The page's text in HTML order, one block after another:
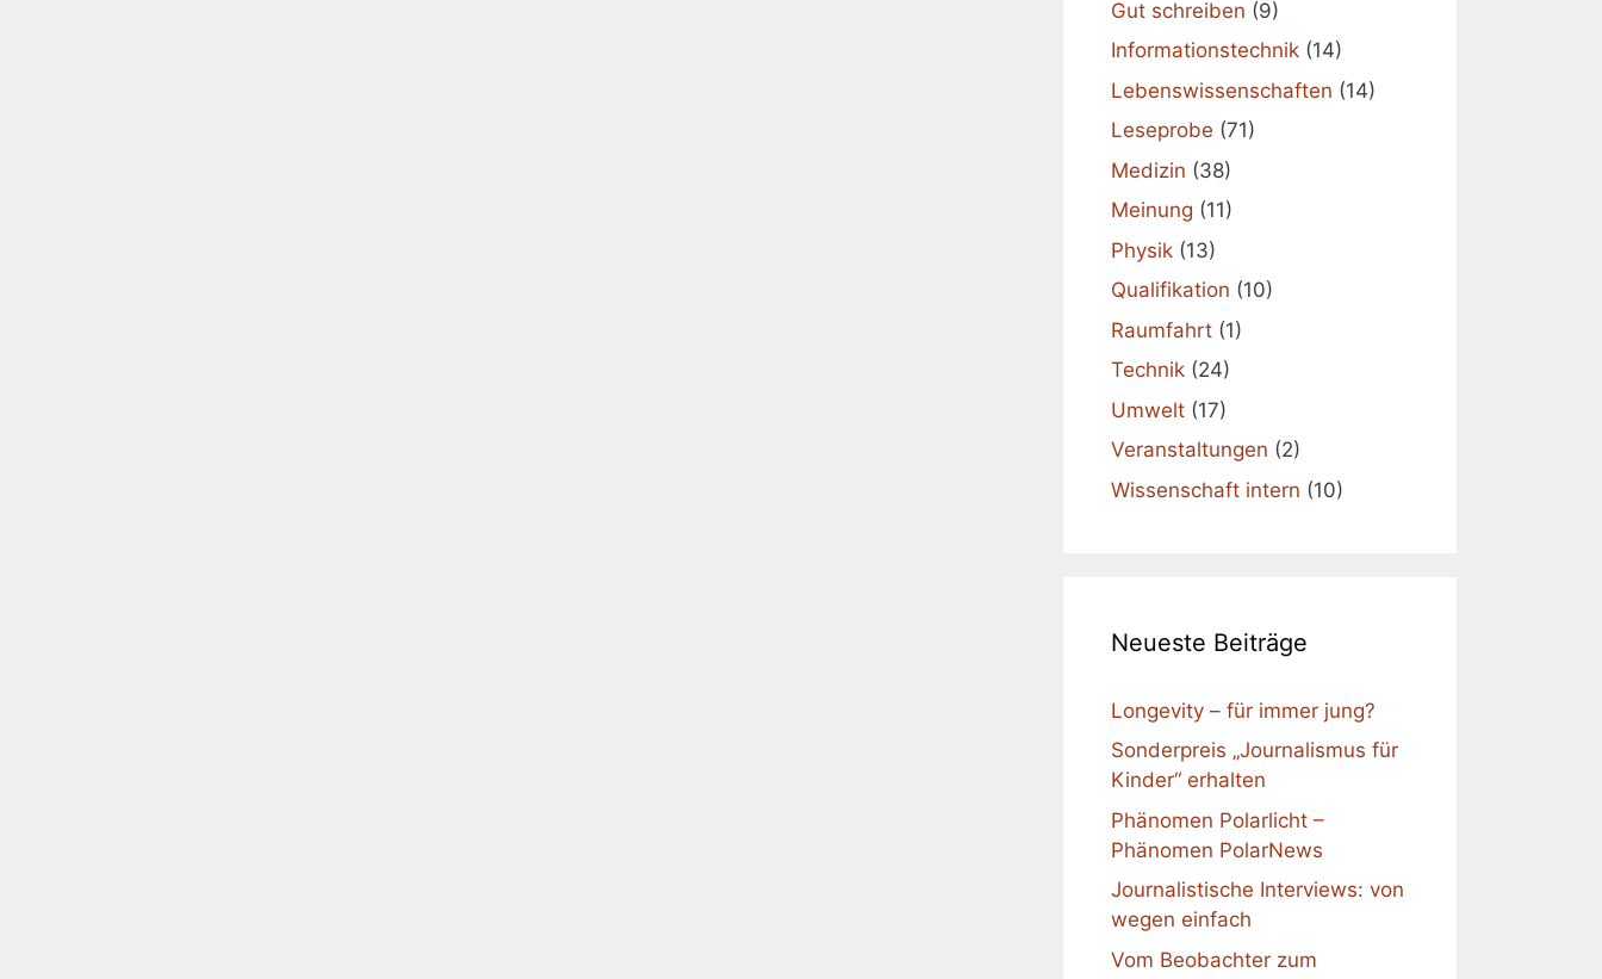
Gut schreiben (9)
Informationstechnik (14)
Lebenswissenschaften (14)
Leseprobe (71)
Medizin (38)
Meinung (11)
Physik (13)
Qualifikation (10)
Raumfahrt (1)
Technik (24)
Umwelt (17)
Veranstaltungen (2)
Wissenschaft intern (10)
Neueste Beiträge
Longevity – für immer jung?
Sonderpreis „Journalismus für
Kinder“ erhalten
Phänomen Polarlicht –
Phänomen PolarNews
Journalistische Interviews: von
wegen einfach
Vom Beobachter zum